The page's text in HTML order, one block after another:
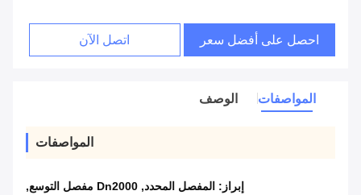
احصل على أفضل سعر اتصل الآن
المواصفات الوصف
المواصفات
إبراز: المفصل المحدد, Dn2000 مفصل التوسع
,